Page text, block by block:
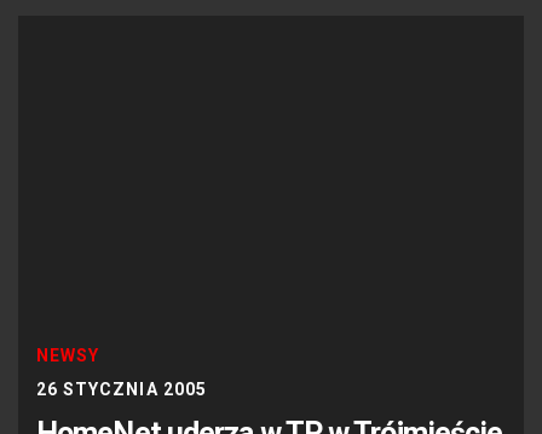
NEWSY
26 STYCZNIA 2005